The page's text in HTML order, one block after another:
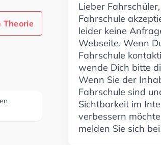
Theorie
Lieber
Fahrschule
leider keine
Webseite. Wenn
Fahrschule
wende Dich bitte
Wenn Sie der
Fahrschule sind
Sichtbarkeit im
verbessern
melden Sie sich